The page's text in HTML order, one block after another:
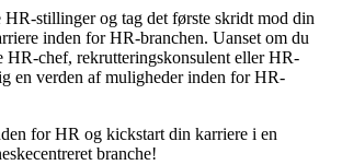
HR-stillinger og tag det første skridt mod din
inden for HR-branchen. Uanset om du
HR-chef, rekrutteringskonsulent eller HR-
en verden af muligheder inden for HR-
for HR og kickstart din karriere i en
branche!